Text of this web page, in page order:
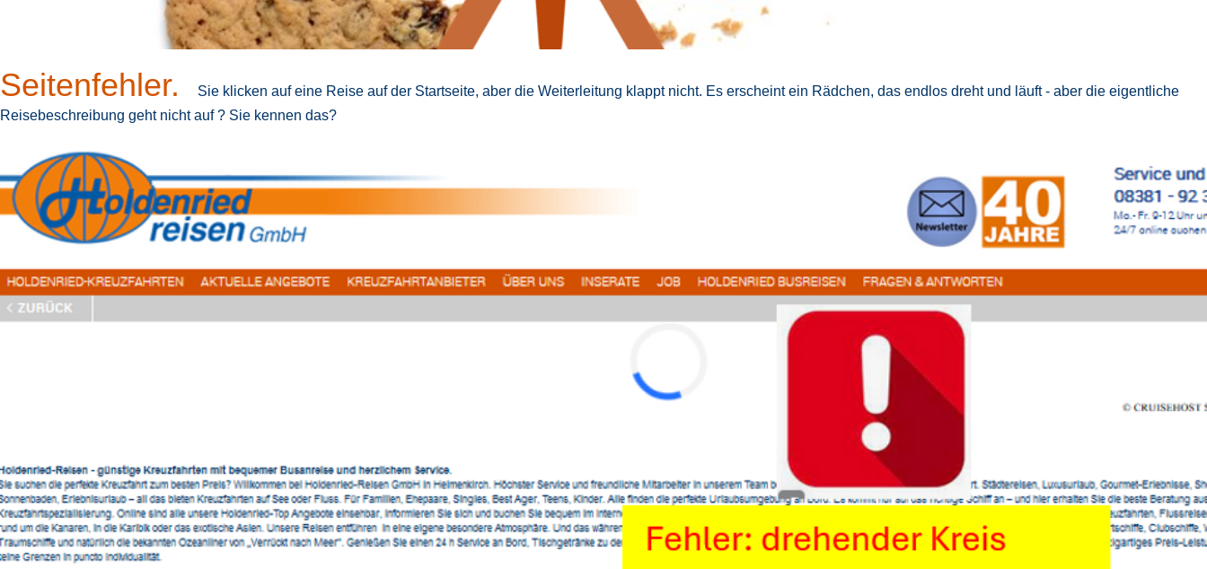
Seitenfehler.
Sie klicken auf eine Reise auf der Startseite, aber die Weiterleitung klappt nicht. Es erscheint ein Rädchen, das endlos dreht und läuft - aber die eigentliche
Reisebeschreibung geht nicht auf ? Sie kennen das?